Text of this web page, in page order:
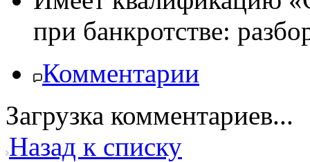
при банкротстве:
Комментарии
Загрузка комментариев...
Назад к списку